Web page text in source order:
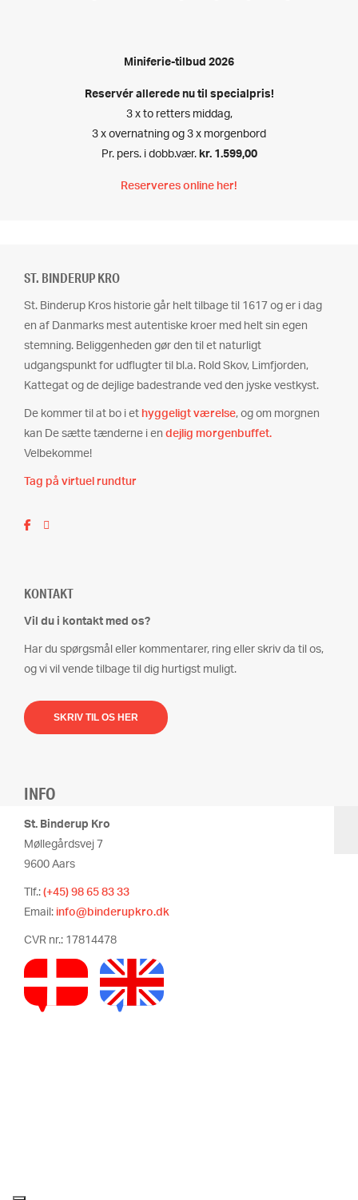
Miniferie-tilbud 2026
Reservér allerede nu til specialpris!
3 x to retters middag,
3 x overnatning og 3 x morgenbord
Pr. pers. i dobb.vær. kr. 1.599,00
Reserveres online her!
ST. BINDERUP KRO
St. Binderup Kros historie går helt tilbage til 1617 og er i dag
en af Danmarks mest autentiske kroer med helt sin egen
stemning. Beliggenheden gør den til et naturligt
udgangspunkt for udflugter til bl.a. Rold Skov, Limfjorden,
Kattegat og de dejlige badestrande ved den jyske vestkyst.
De kommer til at bo i et hyggeligt værelse, og om morgnen
kan De sætte tænderne i en dejlig morgenbuffet.
Velbekomme!
Tag på virtuel rundtur
KONTAKT
Vil du i kontakt med os?
Har du spørgsmål eller kommentarer, ring eller skriv da til os,
og vi vil vende tilbage til dig hurtigst muligt.
SKRIV TIL OS HER
INFO
St. Binderup Kro
Møllegårdsvej 7
9600 Aars
Tlf.: (+45) 98 65 83 33
Email: info@binderupkro.dk
CVR nr.: 17814478